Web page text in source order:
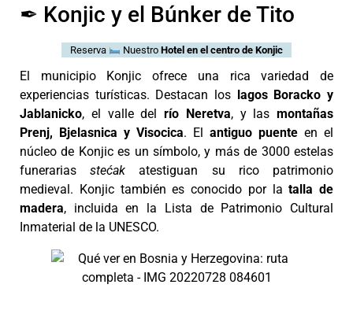
✒︎ Konjic y el Búnker de Tito
Reserva Nuestro Hotel en el centro de Konjic
El municipio Konjic ofrece una rica variedad de
experiencias turísticas. Destacan los lagos Boracko y
Jablanicko, el valle del río Neretva, y las montañas
Prenj, Bjelasnica y Visocica. El antiguo puente en el
núcleo de Konjic es un símbolo, y más de 3000 estelas
funerariasstećakatestiguan su rico patrimonio
medieval. Konjic también es conocido por latalla de
madera, incluida en la Lista de Patrimonio Cultural
Inmaterial de la UNESCO.